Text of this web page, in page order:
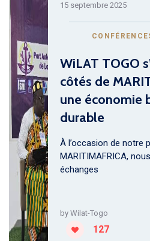
15 septembre 2025
WiLAT TOGO
côtés de
une économie
durable
À l’occasion de notre
MARITIMAFRICA,
échanges
by Wilat-Togo
127